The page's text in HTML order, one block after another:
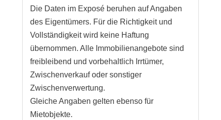
Die Daten im Exposé beruhen auf Angaben
des Eigentümers. Für die Richtigkeit und
Vollständigkeit wird keine Haftung
übernommen. Alle Immobilienangebote sind
freibleibend und vorbehaltlich Irrtümer,
Zwischenverkauf oder sonstiger
Zwischenverwertung.
Gleiche Angaben gelten ebenso für
Mietobjekte.